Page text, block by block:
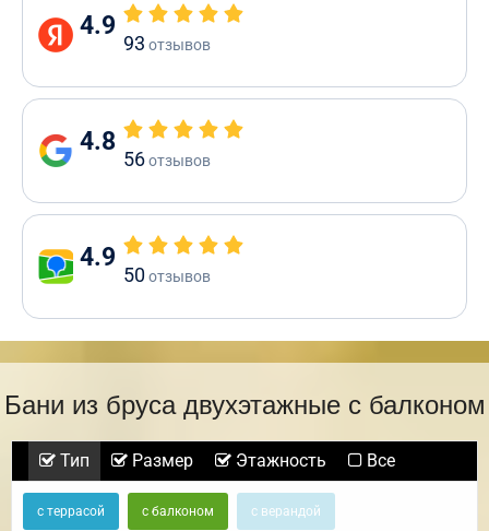
4.9
93 отзывов
4.8
56отзывов
4.9
50отзывов
Бани из бруса двухэтажные с балконом
Тип Размер Этажность Все
с террасой с балконом с верандой